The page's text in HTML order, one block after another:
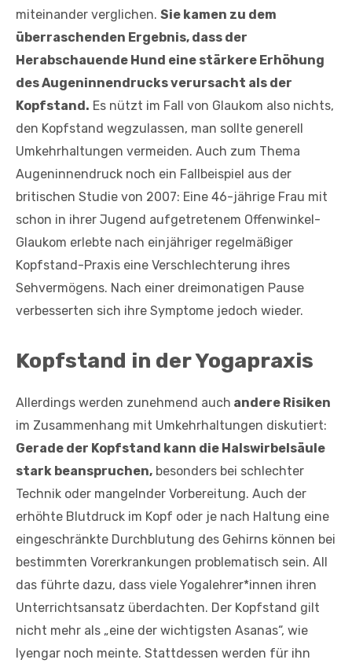
miteinander verglichen. Sie kamen zu dem
überraschenden Ergebnis, dass der
Herabschauende Hund eine stärkere Erhöhung
des Augeninnendrucks verursacht als der
Kopfstand. Es nützt im Fall von Glaukom also nichts,
den Kopfstand wegzulassen, man sollte generell
Umkehrhaltungen vermeiden. Auch zum Thema
Augeninnendruck noch ein Fallbeispiel aus der
britischen Studie von 2007: Eine 46-jährige Frau mit
schon in ihrer Jugend aufgetretenem Offenwinkel-
Glaukom erlebte nach einjähriger regelmäßiger
Kopfstand-Praxis eine Verschlechterung ihres
Sehvermögens. Nach einer dreimonatigen Pause
verbesserten sich ihre Symptome jedoch wieder.
Kopfstand in der Yogapraxis
Allerdings werden zunehmend auch andere Risiken
im Zusammenhang mit Umkehrhaltungen diskutiert:
Gerade der Kopfstand kann die Halswirbelsäule
stark beanspruchen, besonders bei schlechter
Technik oder mangelnder Vorbereitung. Auch der
erhöhte Blutdruck im Kopf oder je nach Haltung eine
eingeschränkte Durchblutung des Gehirns können bei
bestimmten Vorerkrankungen problematisch sein. All
das führte dazu, dass viele Yogalehrer*innen ihren
Unterrichtsansatz überdachten. Der Kopfstand gilt
nicht mehr als „eine der wichtigsten Asanas“, wie
Iyengar noch meinte. Stattdessen werden für ihn